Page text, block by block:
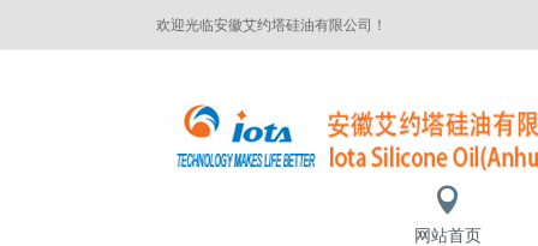
欢迎光临安徽艾约塔硅油有限公司！
网站首页